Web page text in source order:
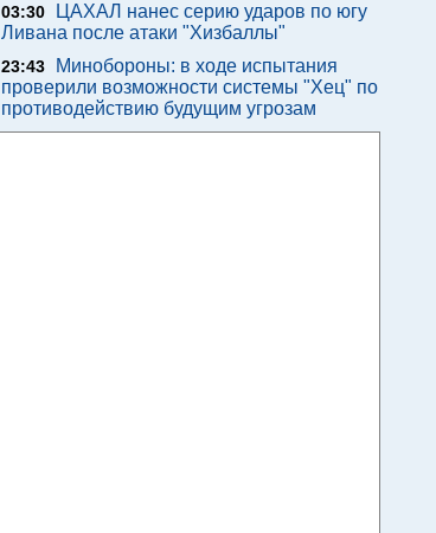
03:30
ЦАХАЛ нанес серию ударов по югу
Ливана после атаки "Хизбаллы"
23:43
Минобороны: в ходе испытания
проверили возможности системы "Хец" по
противодействию будущим угрозам